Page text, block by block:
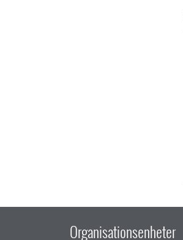
Organisationsenheter